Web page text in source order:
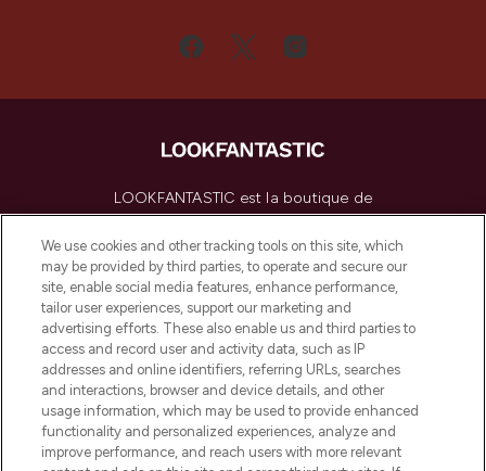
LOOKFANTASTIC est la boutique de
beauté incontournable en Europe,
proposant les meilleurs produits de soins
de la peau, des cheveux et de maquillage
de plus de 200 marques prestigieuses.
Faites vos achats en ligne ou via
l’application, avec la livraison offerte dès
55€ d'achat.
Consentement aux cookies
Do Not Sell or Share My Personal
Information
We use cookies and other tracking tools on this site, which
may be provided by third parties, to operate and secure our
site, enable social media features, enhance performance,
tailor user experiences, support our marketing and
advertising efforts. These also enable us and third parties to
access and record user and activity data, such as IP
addresses and online identifiers, referring URLs, searches
and interactions, browser and device details, and other
usage information, which may be used to provide enhanced
functionality and personalized experiences, analyze and
improve performance, and reach users with more relevant